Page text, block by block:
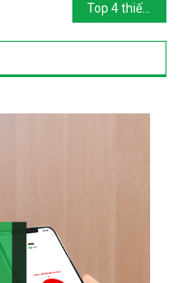
Top 4 thiết bị nhà thông minh giá rẻ đáng mua nhất trên thị trường